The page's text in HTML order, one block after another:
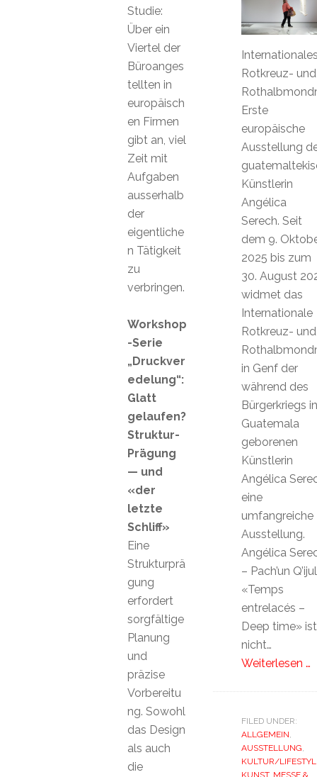
Rotkreuz- und
Erste
europäische
Ausstellung
Künstlerin
Angélica
Serech. Seit
dem 9.
2025 bis zum
30. August
widmet das
Internationale
Rotkreuz- und
in Genf der
während des
Bürgerkriegs in
Guatemala
geborenen
Künstlerin
Angélica
eine
umfangreiche
Ausstellung.
Angélica
– Pach’un Q’ijul
«Temps
entrelacés –
Deep time» ist
nicht…
Weiterlesen …
FILED UNDER:
ALLGEMEIN,
AUSSTELLUNG,
KULTUR/
KUNST, MESSE &
Studie:
Über ein
Viertel der
Büroanges
tellten in
europäisch
en Firmen
gibt an, viel
Zeit mit
Aufgaben
ausserhalb
der
eigentliche
n Tätigkeit
zu
verbringen.
Workshop
-Serie
„Druckver
edelung“:
Glatt
gelaufen?
Struktur-
Prägung
— und
«der
letzte
Schliff»
Eine
Strukturprä
gung
erfordert
sorgfältige
Planung
und
präzise
Vorbereitu
ng. Sowohl
das Design
als auch
die